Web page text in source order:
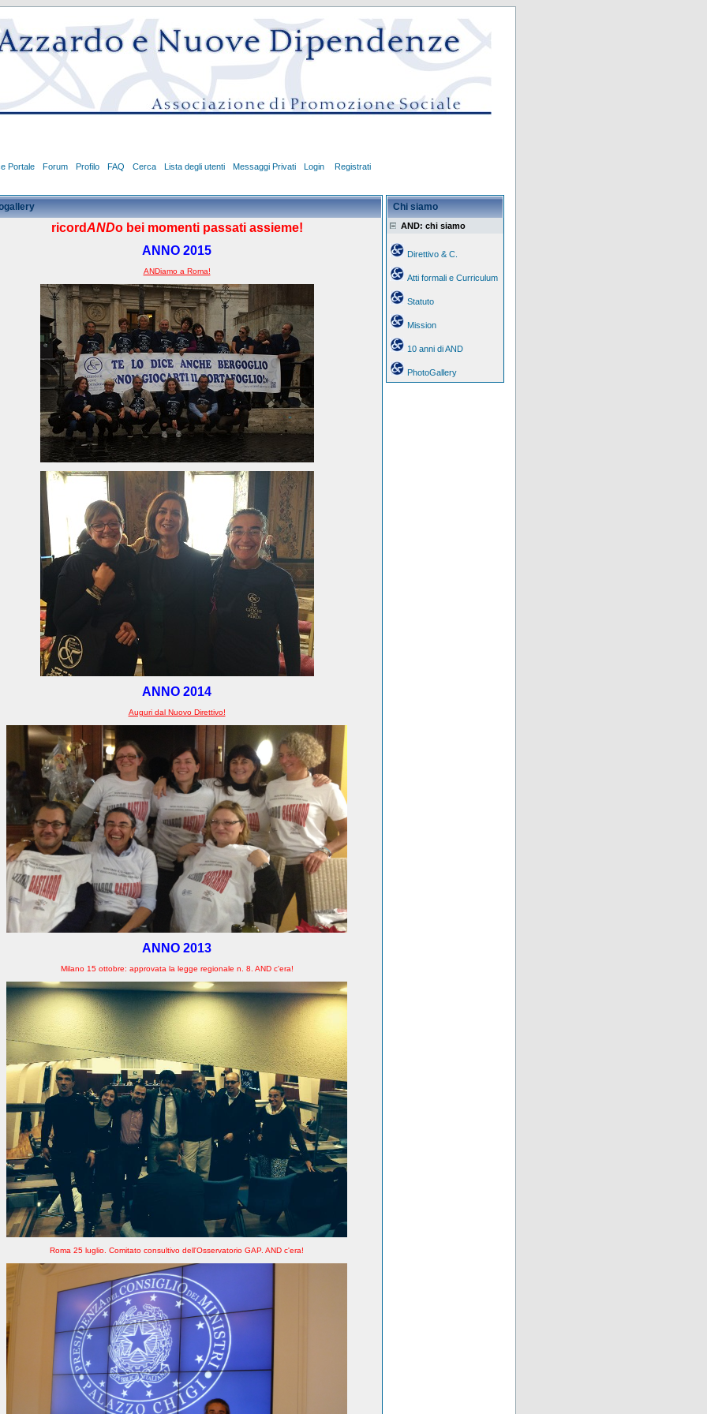
Portale Forum Profilo FAQ Cerca Lista degli utenti Messaggi Privati Login Registrati
ricordANDo bei momenti passati assieme!
ANNO 2015
ANDiamo a Roma!
ANNO 2014
Auguri dal Nuovo Direttivo!
ANNO 2013
Milano 15 ottobre: approvata la legge regionale n. 8. AND c'era!
Roma 25 luglio. Comitato consultivo dell'Osservatorio GAP. AND c'era!
Chi siamo
AND: chi siamo
Direttivo & C.
Atti formali e Curriculum
Statuto
Mission
10 anni di AND
PhotoGallery